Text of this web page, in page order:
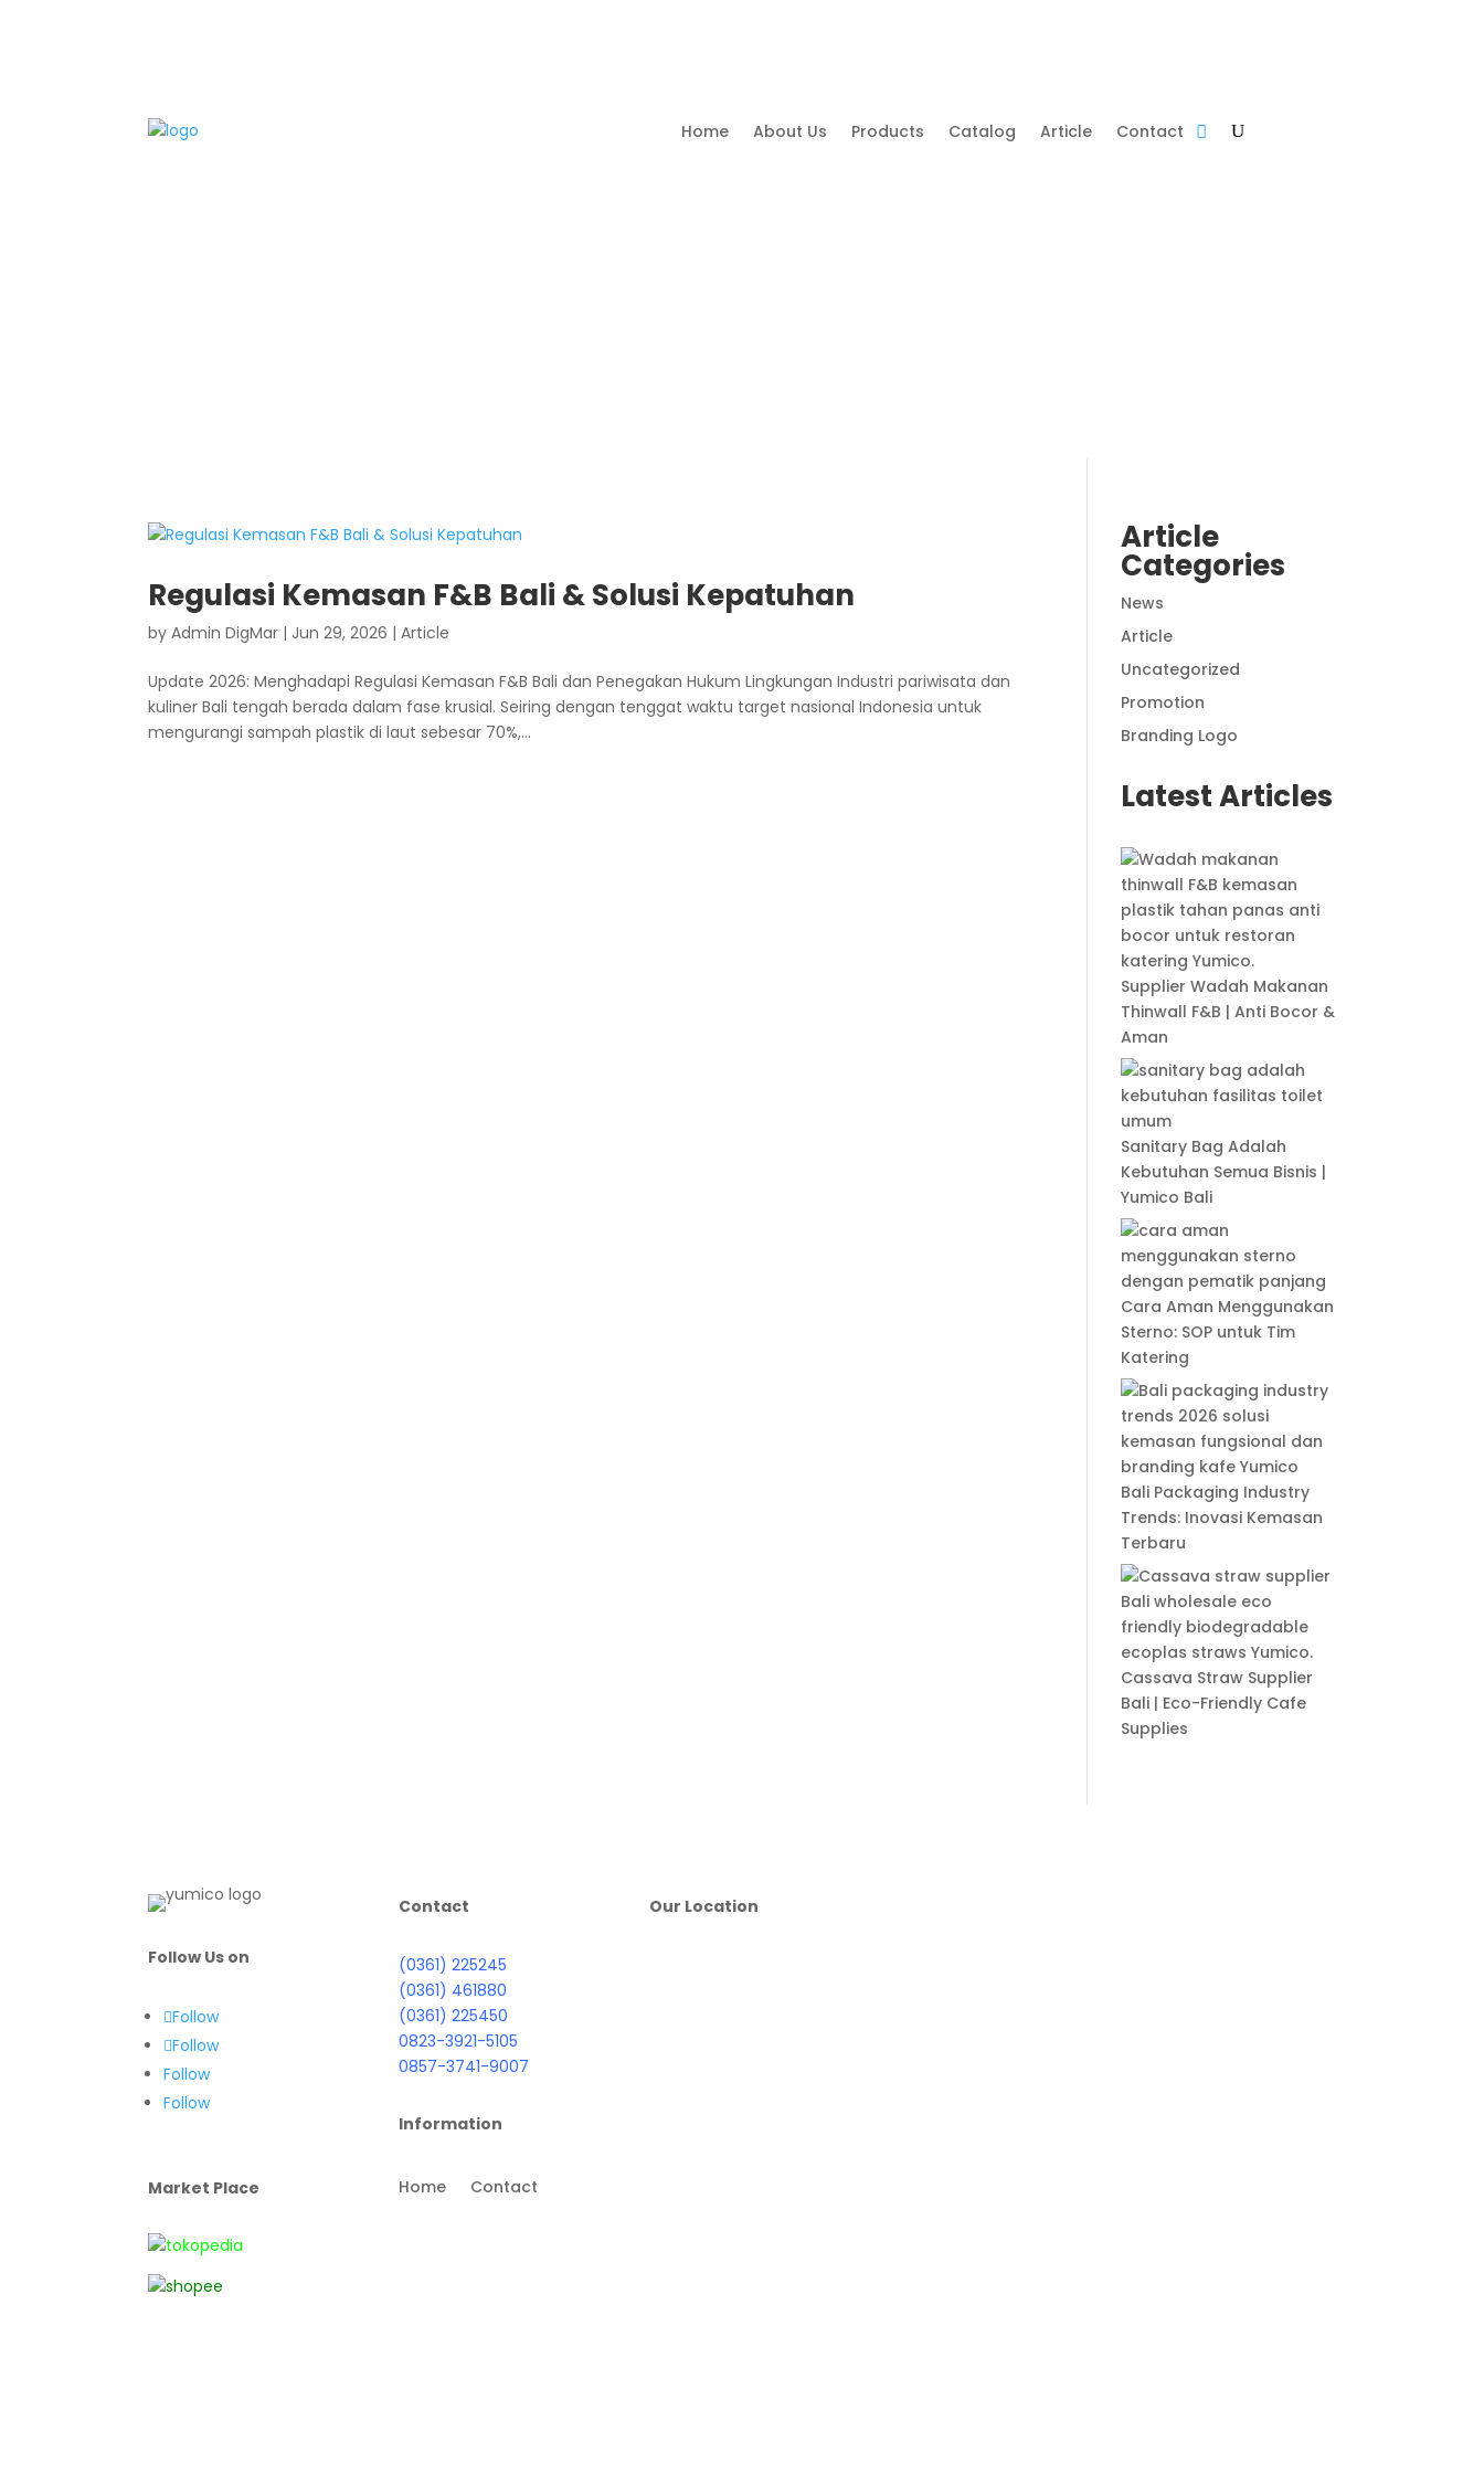
Home About Us Products Catalog Article Contact
Regulasi Kemasan F&B Bali & Solusi Kepatuhan
byAdmin DigMar | Jun 29, 2026 |Article
Update 2026: Menghadapi Regulasi Kemasan F&B Bali dan Penegakan Hukum Lingkungan Industri pariwisata dan
kuliner Bali tengah berada dalam fase krusial. Seiring dengan tenggat waktu target nasional Indonesia untuk
mengurangi sampah plastik di laut sebesar 70%,...
Article
Categories
News
Article
Uncategorized
Promotion
Branding Logo
Latest Articles
Supplier Wadah Makanan
Thinwall F&B | Anti Bocor &
Aman
Sanitary Bag Adalah
Kebutuhan Semua Bisnis |
Yumico Bali
Cara Aman Menggunakan
Sterno: SOP untuk Tim
Katering
Bali Packaging Industry
Trends: Inovasi Kemasan
Terbaru
Cassava Straw Supplier
Bali | Eco-Friendly Cafe
Supplies
Follow Us on
Follow
Follow
Follow
Follow
Market Place
Contact
(0361) 225245
(0361) 461880
(0361) 225450
0823-3921-5105
0857-3741-9007
Information
Home Contact
Our Location